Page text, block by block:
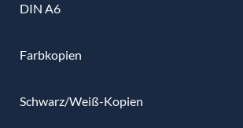
DIN A6
Farbkopien
Schwarz/Weiß-Kopien